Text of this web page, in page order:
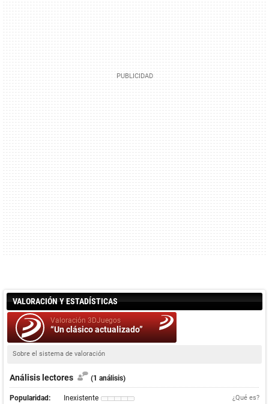
VALORACIÓN Y ESTADÍSTICAS
Valoración 3DJuegos
“Un clásico actualizado”
Sobre el sistema de valoración
Análisis lectores (1 análisis)
Popularidad: Inexistente ¿Qué es?